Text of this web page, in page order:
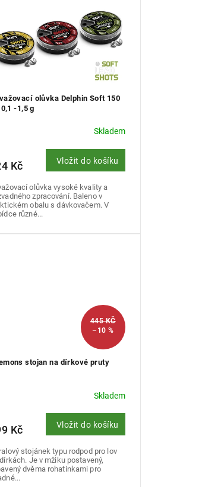
olůvka Delphin Soft 150
-1,5 g
Skladem
Kč Vložit do košíku
olůvka vysoké kvality a
zpracování. Baleno v
obalu s dávkovačem. V
různé...
445 KČ
–10 %
stojan na dírkové pruty
Skladem
Kč Vložit do košíku
stojánek typu rodpod pro lov
Je v mžiku postavený,
dvěma rohatinkami pro